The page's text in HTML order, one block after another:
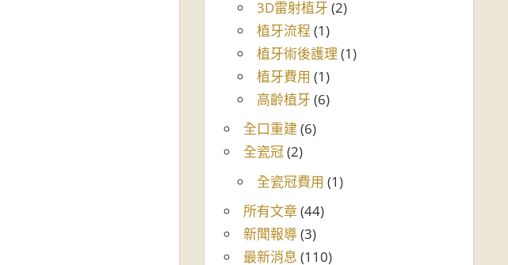
3D雷射植牙 (2)
植牙流程 (1)
植牙術後護理 (1)
植牙費用 (1)
高齡植牙 (6)
全口重建 (6)
全瓷冠(2)
全瓷冠費用 (1)
所有文章(44)
新聞報導(3)
最新消息 (110)